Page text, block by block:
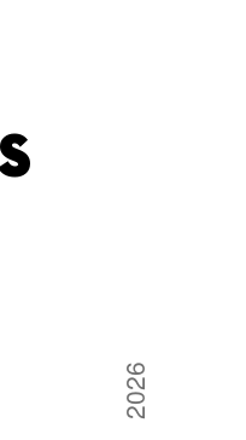
2026